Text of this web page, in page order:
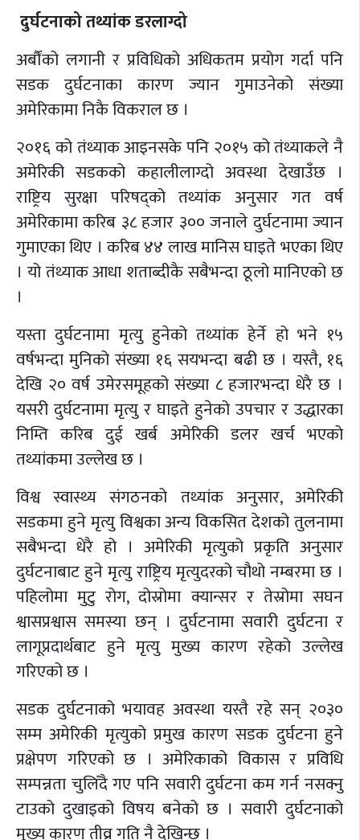
दुर्घटनाको तथ्यांक डरलाग्दो
अर्बौंको लगानी र प्रविधिको अधिकतम प्रयोग गर्दा पनि
सडक दुर्घटनाका कारण ज्यान गुमाउनेको संख्या
अमेरिकामा निकै विकराल छ ।
२०१६ को तंथ्याक आइनसके पनि २०१५ को तंथ्याकले नै
अमेरिकी सडकको कहालीलाग्दो अवस्था देखाउँछ ।
राष्ट्रिय सुरक्षा परिषद्को तथ्यांक अनुसार गत वर्ष
अमेरिकामा करिब ३८ हजार ३०० जनाले दुर्घटनामा ज्यान
गुमाएका थिए । करिब ४४ लाख मानिस घाइते भएका थिए
। यो तंथ्याक आधा शताब्दीकै सबैभन्दा ठूलो मानिएको छ
।
यस्ता दुर्घटनामा मृत्यु हुनेको तथ्यांक हेर्ने हो भने १५
वर्षभन्दा मुनिको संख्या १६ सयभन्दा बढी छ । यस्तै, १६
देखि २० वर्ष उमेरसमूहको संख्या ८ हजारभन्दा धेरै छ ।
यसरी दुर्घटनामा मृत्यु र घाइते हुनेको उपचार र उद्धारका
निम्ति करिब दुई खर्ब अमेरिकी डलर खर्च भएको
तथ्यांकमा उल्लेख छ ।
विश्व स्वास्थ्य संगठनको तथ्यांक अनुसार, अमेरिकी
सडकमा हुने मृत्यु विश्वका अन्य विकसित देशको तुलनामा
सबैभन्दा धेरै हो । अमेरिकी मृत्युको प्रकृति अनुसार
दुर्घटनाबाट हुने मृत्यु राष्ट्रिय मृत्युदरको चौथो नम्बरमा छ ।
पहिलोमा मुटु रोग, दोस्रोमा क्यान्सर र तेस्रोमा सघन
श्वासप्रश्वास समस्या छन् । दुर्घटनामा सवारी दुर्घटना र
लागूप्रदार्थबाट हुने मृत्यु मुख्य कारण रहेको उल्लेख
गरिएको छ ।
सडक दुर्घटनाको भयावह अवस्था यस्तै रहे सन् २०३०
सम्म अमेरिकी मृत्युको प्रमुख कारण सडक दुर्घटना हुने
प्रक्षेपण गरिएको छ । अमेरिकाको विकास र प्रविधि
सम्पन्नता चुलिँदै गए पनि सवारी दुर्घटना कम गर्न नसक्नु
टाउको दुखाइको विषय बनेको छ । सवारी दुर्घटनाको
मुख्य कारण तीव्र गति नै देखिन्छ ।